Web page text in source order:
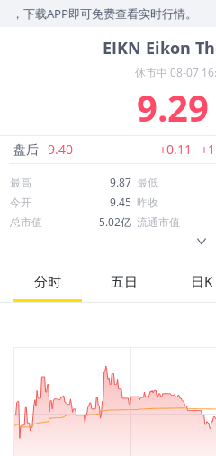
下载APP即可免费查看实时行情。
EIKN Eikon
休市中 08-07
9.29
盘后 9.40 +0.11
最高 9.87 最低
今开
9.45 昨收
总市值
5.02亿 流通市值
52周最高
17.40
股息
分时 五日 日K